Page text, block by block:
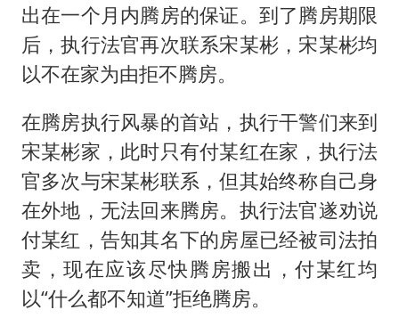
出在一个月内腾房的保证。到了腾房期限
后，执行法官再次联系宋某彬，宋某彬均
以不在家为由拒不腾房。
在腾房执行风暴的首站，执行干警们来到
宋某彬家，此时只有付某红在家，执行法
官多次与宋某彬联系，但其始终称自己身
在外地，无法回来腾房。执行法官遂劝说
付某红，告知其名下的房屋已经被司法拍
卖，现在应该尽快腾房搬出，付某红均
以“什么都不知道”拒绝腾房。